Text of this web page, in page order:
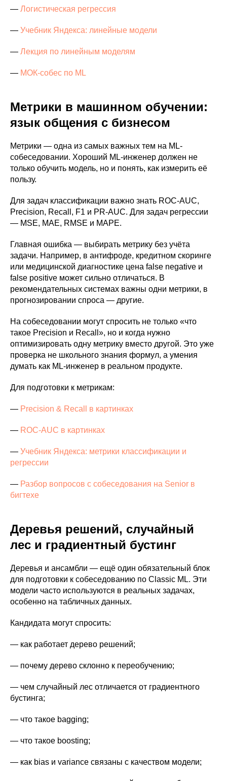
— Логистическая регрессия
— Учебник Яндекса: линейные модели
— Лекция по линейным моделям
— МОК-собес по ML
Метрики в машинном обучении:
язык общения с бизнесом
Метрики — одна из самых важных тем на ML-
собеседовании. Хороший ML-инженер должен не
только обучить модель, но и понять, как измерить её
пользу.
Для задач классификации важно знать ROC-AUC,
Precision, Recall, F1 и PR-AUC. Для задач регрессии
— MSE, MAE, RMSE и MAPE.
Главная ошибка — выбирать метрику без учёта
задачи. Например, в антифроде, кредитном скоринге
или медицинской диагностике цена false negative и
false positive может сильно отличаться. В
рекомендательных системах важны одни метрики, в
прогнозировании спроса — другие.
На собеседовании могут спросить не только «что
такое Precision и Recall», но и когда нужно
оптимизировать одну метрику вместо другой. Это уже
проверка не школьного знания формул, а умения
думать как ML-инженер в реальном продукте.
Для подготовки к метрикам:
— Precision & Recall в картинках
— ROC-AUC в картинках
— Учебник Яндекса: метрики классификации и
регрессии
— Разбор вопросов с собеседования на Senior в
бигтехе
Деревья решений, случайный
лес и градиентный бустинг
Деревья и ансамбли — ещё один обязательный блок
для подготовки к собеседованию по Classic ML. Эти
модели часто используются в реальных задачах,
особенно на табличных данных.
Кандидата могут спросить:
— как работает дерево решений;
— почему дерево склонно к переобучению;
— чем случайный лес отличается от градиентного
бустинга;
— что такое bagging;
— что такое boosting;
— как bias и variance связаны с качеством модели;